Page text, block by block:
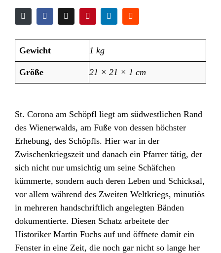
Gewicht 1 kg
Größe 21 × 21 × 1 cm
St. Corona am Schöpfl liegt am südwestlichen Rand
des Wienerwalds, am Fuße von dessen höchster
Erhebung, des Schöpfls. Hier war in der
Zwischenkriegszeit und danach ein Pfarrer tätig, der
sich nicht nur umsichtig um seine Schäfchen
kümmerte, sondern auch deren Leben und Schicksal,
vor allem während des Zweiten Weltkriegs, minutiös
in mehreren handschriftlich angelegten Bänden
dokumentierte. Diesen Schatz arbeitete der
Historiker Martin Fuchs auf und öffnete damit ein
Fenster in eine Zeit, die noch gar nicht so lange her